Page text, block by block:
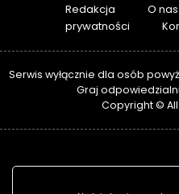
Redakcja O
prywatności
Serwis wyłącznie dla osób
Graj
Copyright ©